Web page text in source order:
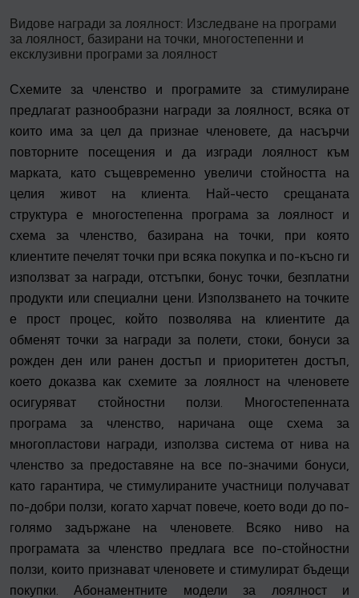
Видове награди за лоялност: Изследване на програми
за лоялност, базирани на точки, многостепенни и
ексклузивни програми за лоялност
Схемите за членство и програмите за стимулиране
предлагат разнообразни награди за лоялност, всяка от
които има за цел да признае членовете, да насърчи
повторните посещения и да изгради лоялност към
марката, като същевременно увеличи стойността на
целия живот на клиента. Най-често срещаната
структура е многостепенна програма за лоялност и
схема за членство, базирана на точки, при която
клиентите печелят точки при всяка покупка и по-късно ги
използват за награди, отстъпки, бонус точки, безплатни
продукти или специални цени. Използването на точките
е прост процес, който позволява на клиентите да
обменят точки за награди за полети, стоки, бонуси за
рожден ден или ранен достъп и приоритетен достъп,
което доказва как схемите за лоялност на членовете
осигуряват стойностни ползи. Многостепенната
програма за членство, наричана още схема за
многопластови награди, използва система от нива на
членство за предоставяне на все по-значими бонуси,
като гарантира, че стимулираните участници получават
по-добри ползи, когато харчат повече, което води до по-
голямо задържане на членовете. Всяко ниво на
програмата за членство предлага все по-стойностни
ползи, които признават членовете и стимулират бъдещи
покупки. Абонаментните модели за лоялност и